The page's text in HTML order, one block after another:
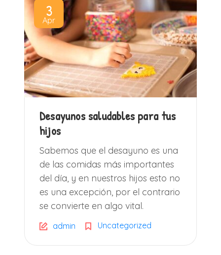
3
Apr
Desayunos saludables para tus
hijos
Sabemos que el desayuno es una
de las comidas más importantes
del día, y en nuestros hijos esto no
es una excepción, por el contrario
se convierte en algo vital.
admin Uncategorized